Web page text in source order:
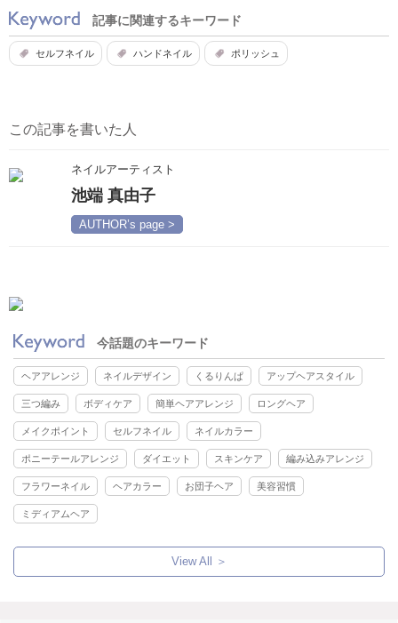
記事に関連するキーワード
セルフネイル ハンドネイル ポリッシュ
この記事を書いた人
ネイルアーティスト
池端 真由子
AUTHOR’s page >
今話題のキーワード
ヘアアレンジ ネイルデザイン くるりんぱ アップヘアスタイル
三つ編み ボディケア 簡単ヘアアレンジ ロングヘア
メイクポイント セルフネイル ネイルカラー
ポニーテールアレンジ ダイエット スキンケア 編み込みアレンジ
フラワーネイル ヘアカラー お団子ヘア 美容習慣
ミディアムヘア
View All ＞